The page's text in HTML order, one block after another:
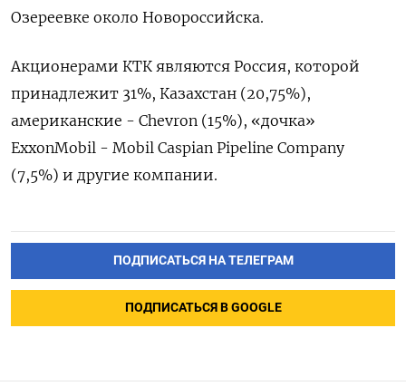
Озереевке около Новороссийска.
Акционерами КТК являются Россия, которой
принадлежит 31%, Казахстан (20,75%),
американские - Chevron (15%), «дочка»
ExxonMobil - Mobil Caspian Pipeline Company
(7,5%) и другие компании.
ПОДПИСАТЬСЯ НА ТЕЛЕГРАМ
ПОДПИСАТЬСЯ В GOOGLE